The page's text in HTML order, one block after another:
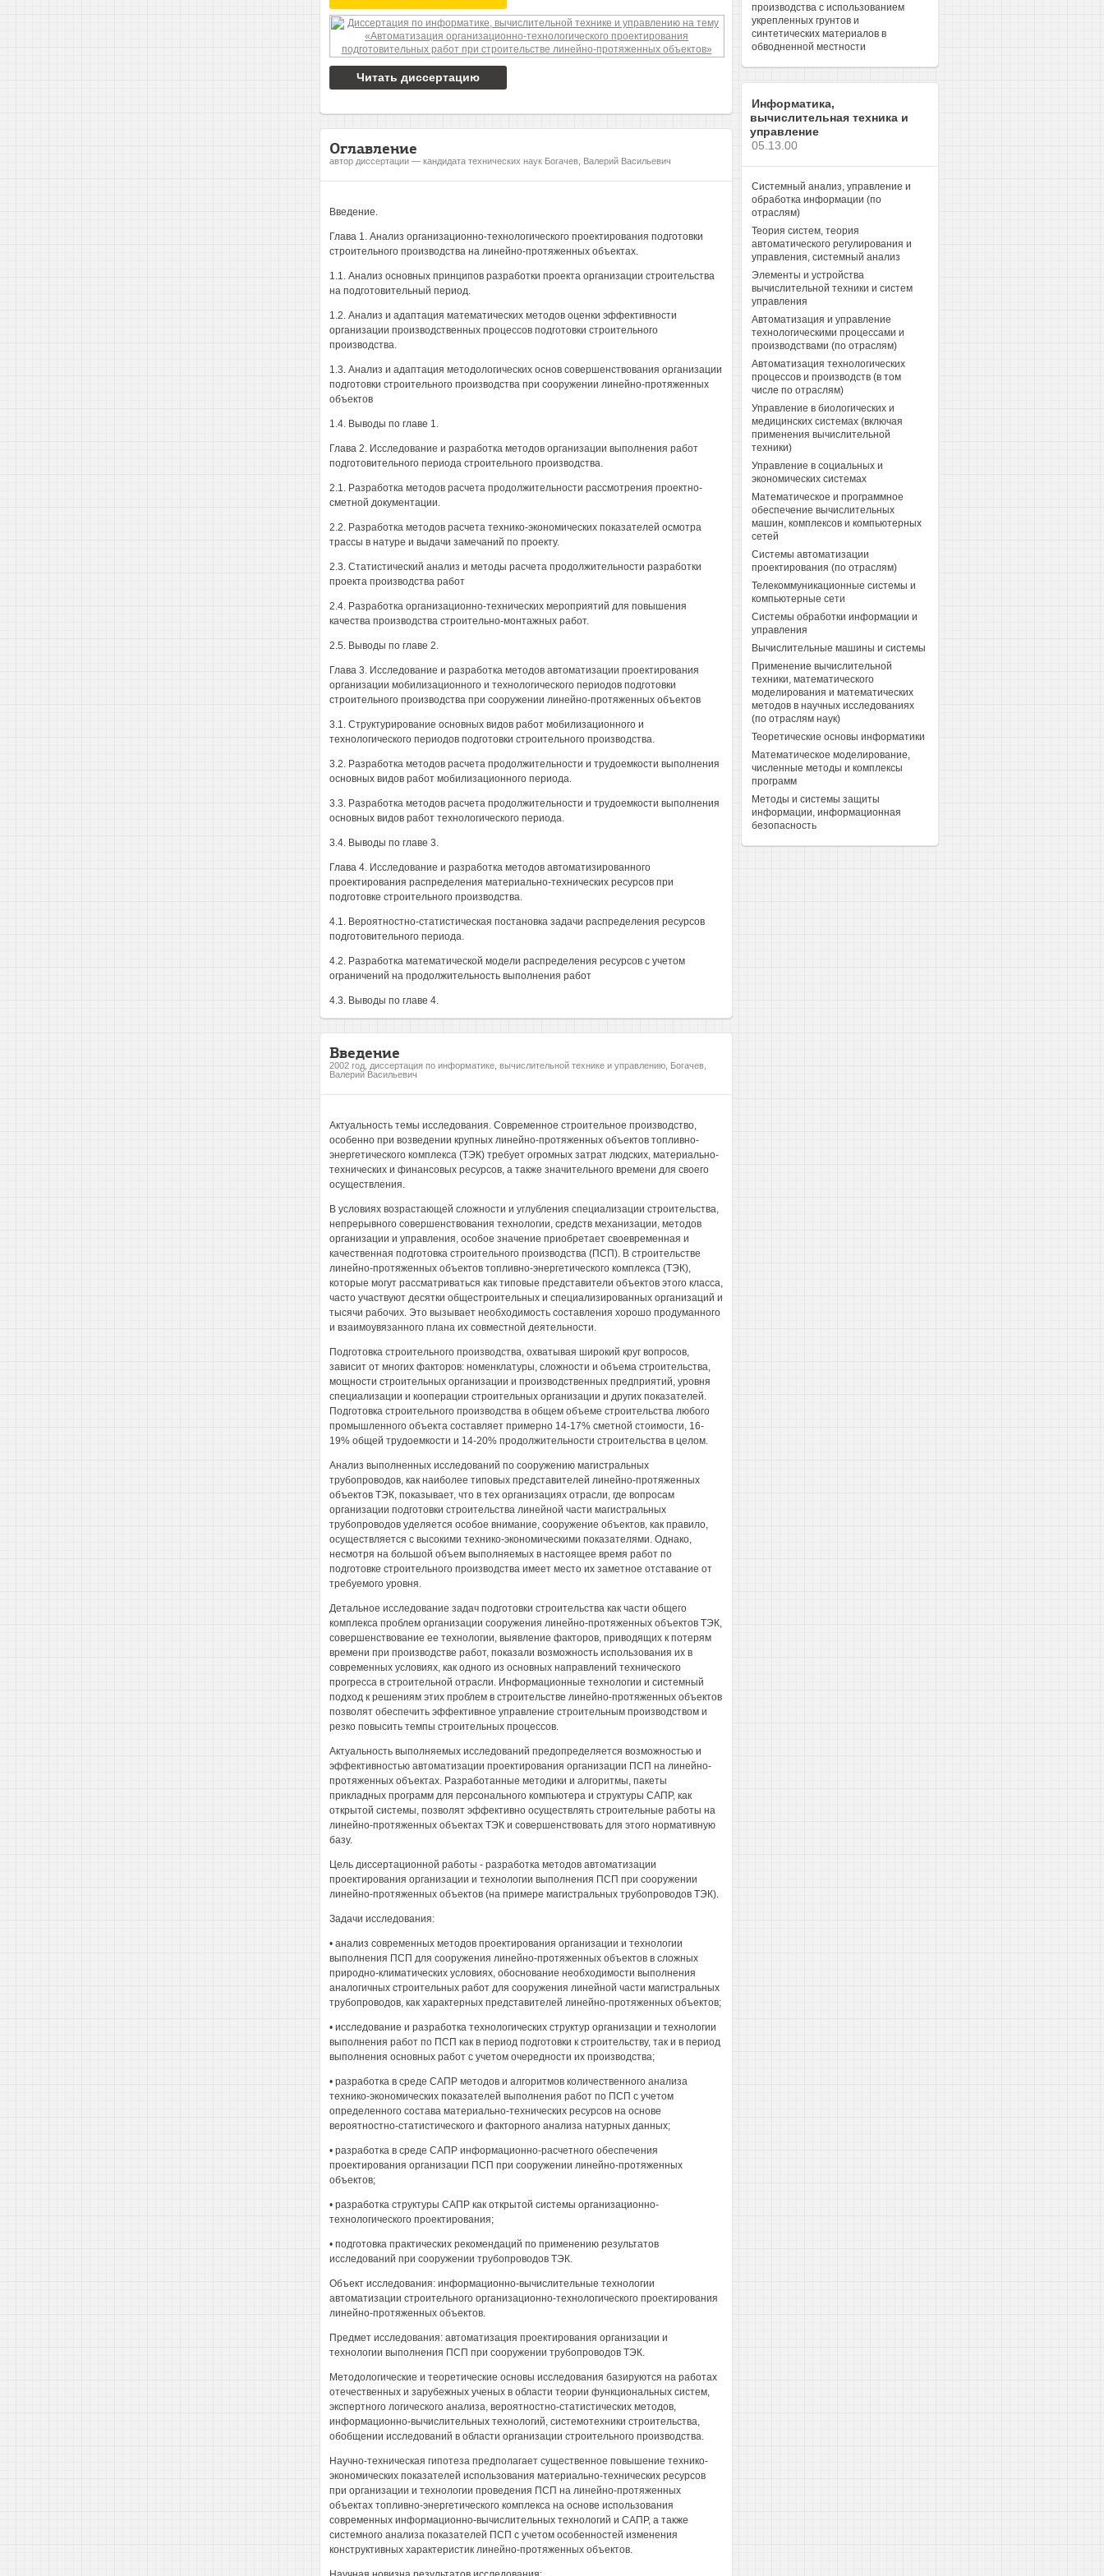
Читать диссертацию
Оглавление
автор диссертации — кандидата технических наук Богачев, Валерий Васильевич
Введение.
Глава 1. Анализ организационно-технологического проектирования подготовки
строительного производства на линейно-протяженных объектах.
1.1. Анализ основных принципов разработки проекта организации строительства
на подготовительный период.
1.2. Анализ и адаптация математических методов оценки эффективности
организации производственных процессов подготовки строительного
производства.
1.3. Анализ и адаптация методологических основ совершенствования организации
подготовки строительного производства при сооружении линейно-протяженных
объектов
1.4. Выводы по главе 1.
Глава 2. Исследование и разработка методов организации выполнения работ
подготовительного периода строительного производства.
2.1. Разработка методов расчета продолжительности рассмотрения проектно-
сметной документации.
2.2. Разработка методов расчета технико-экономических показателей осмотра
трассы в натуре и выдачи замечаний по проекту.
2.3. Статистический анализ и методы расчета продолжительности разработки
проекта производства работ
2.4. Разработка организационно-технических мероприятий для повышения
качества производства строительно-монтажных работ.
2.5. Выводы по главе 2.
Глава 3. Исследование и разработка методов автоматизации проектирования
организации мобилизационного и технологического периодов подготовки
строительного производства при сооружении линейно-протяженных объектов
3.1. Структурирование основных видов работ мобилизационного и
технологического периодов подготовки строительного производства.
3.2. Разработка методов расчета продолжительности и трудоемкости выполнения
основных видов работ мобилизационного периода.
3.3. Разработка методов расчета продолжительности и трудоемкости выполнения
основных видов работ технологического периода.
3.4. Выводы по главе 3.
Глава 4. Исследование и разработка методов автоматизированного
проектирования распределения материально-технических ресурсов при
подготовке строительного производства.
4.1. Вероятностно-статистическая постановка задачи распределения ресурсов
подготовительного периода.
4.2. Разработка математической модели распределения ресурсов с учетом
ограничений на продолжительность выполнения работ
4.3. Выводы по главе 4.
Введение
2002 год, диссертация по информатике, вычислительной технике и управлению, Богачев,
Валерий Васильевич
Актуальность темы исследования. Современное строительное производство,
особенно при возведении крупных линейно-протяженных объектов топливно-
энергетического комплекса (ТЭК) требует огромных затрат людских, материально-
технических и финансовых ресурсов, а также значительного времени для своего
осуществления.
В условиях возрастающей сложности и углубления специализации строительства,
непрерывного совершенствования технологии, средств механизации, методов
организации и управления, особое значение приобретает своевременная и
качественная подготовка строительного производства (ПСП). В строительстве
линейно-протяженных объектов топливно-энергетического комплекса (ТЭК),
которые могут рассматриваться как типовые представители объектов этого класса,
часто участвуют десятки общестроительных и специализированных организаций и
тысячи рабочих. Это вызывает необходимость составления хорошо продуманного
и взаимоувязанного плана их совместной деятельности.
Подготовка строительного производства, охватывая широкий круг вопросов,
зависит от многих факторов: номенклатуры, сложности и объема строительства,
мощности строительных организации и производственных предприятий, уровня
специализации и кооперации строительных организации и других показателей.
Подготовка строительного производства в общем объеме строительства любого
промышленного объекта составляет примерно 14-17% сметной стоимости, 16-
19% общей трудоемкости и 14-20% продолжительности строительства в целом.
Анализ выполненных исследований по сооружению магистральных
трубопроводов, как наиболее типовых представителей линейно-протяженных
объектов ТЭК, показывает, что в тех организациях отрасли, где вопросам
организации подготовки строительства линейной части магистральных
трубопроводов уделяется особое внимание, сооружение объектов, как правило,
осуществляется с высокими технико-экономическими показателями. Однако,
несмотря на большой объем выполняемых в настоящее время работ по
подготовке строительного производства имеет место их заметное отставание от
требуемого уровня.
Детальное исследование задач подготовки строительства как части общего
комплекса проблем организации сооружения линейно-протяженных объектов ТЭК,
совершенствование ее технологии, выявление факторов, приводящих к потерям
времени при производстве работ, показали возможность использования их в
современных условиях, как одного из основных направлений технического
прогресса в строительной отрасли. Информационные технологии и системный
подход к решениям этих проблем в строительстве линейно-протяженных объектов
позволят обеспечить эффективное управление строительным производством и
резко повысить темпы строительных процессов.
Актуальность выполняемых исследований предопределяется возможностью и
эффективностью автоматизации проектирования организации ПСП на линейно-
протяженных объектах. Разработанные методики и алгоритмы, пакеты
прикладных программ для персонального компьютера и структуры САПР, как
открытой системы, позволят эффективно осуществлять строительные работы на
линейно-протяженных объектах ТЭК и совершенствовать для этого нормативную
базу.
Цель диссертационной работы - разработка методов автоматизации
проектирования организации и технологии выполнения ПСП при сооружении
линейно-протяженных объектов (на примере магистральных трубопроводов ТЭК).
Задачи исследования:
• анализ современных методов проектирования организации и технологии
выполнения ПСП для сооружения линейно-протяженных объектов в сложных
природно-климатических условиях, обоснование необходимости выполнения
аналогичных строительных работ для сооружения линейной части магистральных
трубопроводов, как характерных представителей линейно-протяженных объектов;
• исследование и разработка технологических структур организации и технологии
выполнения работ по ПСП как в период подготовки к строительству, так и в период
выполнения основных работ с учетом очередности их производства;
• разработка в среде САПР методов и алгоритмов количественного анализа
технико-экономических показателей выполнения работ по ПСП с учетом
определенного состава материально-технических ресурсов на основе
вероятностно-статистического и факторного анализа натурных данных;
• разработка в среде САПР информационно-расчетного обеспечения
проектирования организации ПСП при сооружении линейно-протяженных
объектов;
• разработка структуры САПР как открытой системы организационно-
технологического проектирования;
• подготовка практических рекомендаций по применению результатов
исследований при сооружении трубопроводов ТЭК.
Объект исследования: информационно-вычислительные технологии
автоматизации строительного организационно-технологического проектирования
линейно-протяженных объектов.
Предмет исследования: автоматизация проектирования организации и
технологии выполнения ПСП при сооружении трубопроводов ТЭК.
Методологические и теоретические основы исследования базируются на работах
отечественных и зарубежных ученых в области теории функциональных систем,
экспертного логического анализа, вероятностно-статистических методов,
информационно-вычислительных технологий, системотехники строительства,
обобщении исследований в области организации строительного производства.
Научно-техническая гипотеза предполагает существенное повышение технико-
экономических показателей использования материально-технических ресурсов
при организации и технологии проведения ПСП на линейно-протяженных
объектах топливно-энергетического комплекса на основе использования
современных информационно-вычислительных технологий и САПР, а также
системного анализа показателей ПСП с учетом особенностей изменения
конструктивных характеристик линейно-протяженных объектов.
производства с использованием
укрепленных грунтов и
синтетических материалов в
обводненной местности
Информатика,
вычислительная техника и
управление
05.13.00
Системный анализ, управление и
обработка информации (по
отраслям)
Теория систем, теория
автоматического регулирования и
управления, системный анализ
Элементы и устройства
вычислительной техники и систем
управления
Автоматизация и управление
технологическими процессами и
производствами (по отраслям)
Автоматизация технологических
процессов и производств (в том
числе по отраслям)
Управление в биологических и
медицинских системах (включая
применения вычислительной
техники)
Управление в социальных и
экономических системах
Математическое и программное
обеспечение вычислительных
машин, комплексов и компьютерных
сетей
Системы автоматизации
проектирования (по отраслям)
Телекоммуникационные системы и
компьютерные сети
Системы обработки информации и
управления
Вычислительные машины и системы
Применение вычислительной
техники, математического
моделирования и математических
методов в научных исследованиях
(по отраслям наук)
Теоретические основы информатики
Математическое моделирование,
численные методы и комплексы
программ
Методы и системы защиты
информации, информационная
безопасность